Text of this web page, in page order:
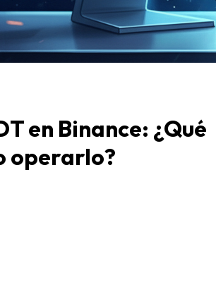
en Binance: ¿Qué
operarlo?